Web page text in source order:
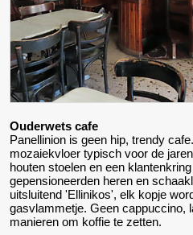
Ouderwets cafe
Panellinion is geen hip, trendy
mozaiekvloer typisch voor de
houten stoelen en een
gepensioneerden heren en
uitsluitend 'Ellinikos', elk kopje
gasvlammetje. Geen cappuccino,
manieren om koffie te zetten.